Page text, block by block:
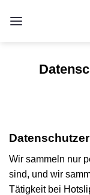
Inhalt
Wir sammeln nur
sind, und wir
Tätigkeit bei